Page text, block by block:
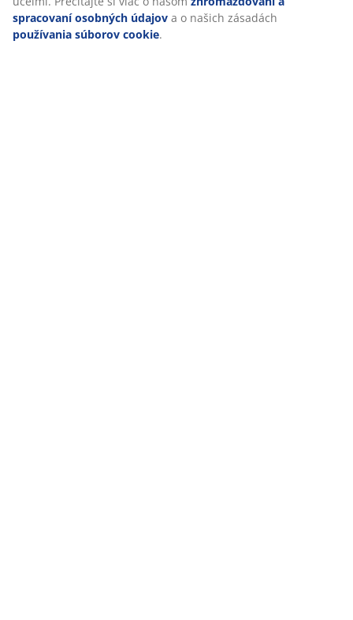
spracovaní osobných údajov a o našich zásadách
používania súborov cookie.